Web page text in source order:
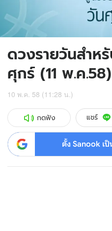
ดวงรายวันสำห
ศุกร์ (11 พ.ค.58)
10 พ.ค. 58 (11:28 น.)
กดฟัง แชร์
ตั้ง Sanook เ